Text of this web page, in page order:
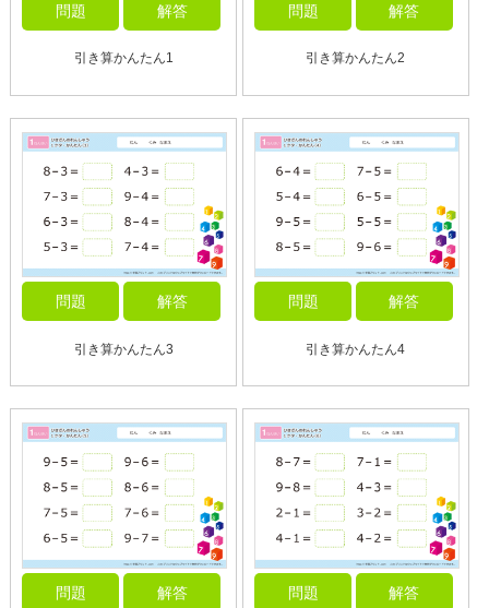
問題 解答
引き算かんたん1
問題 解答
引き算かんたん2
問題 解答
引き算かんたん3
問題 解答
引き算かんたん4
問題 解答 問題 解答